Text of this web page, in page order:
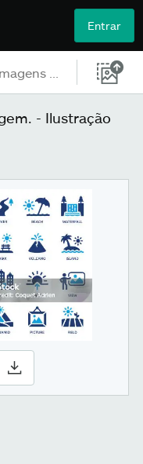
Entrar
- Ilustração